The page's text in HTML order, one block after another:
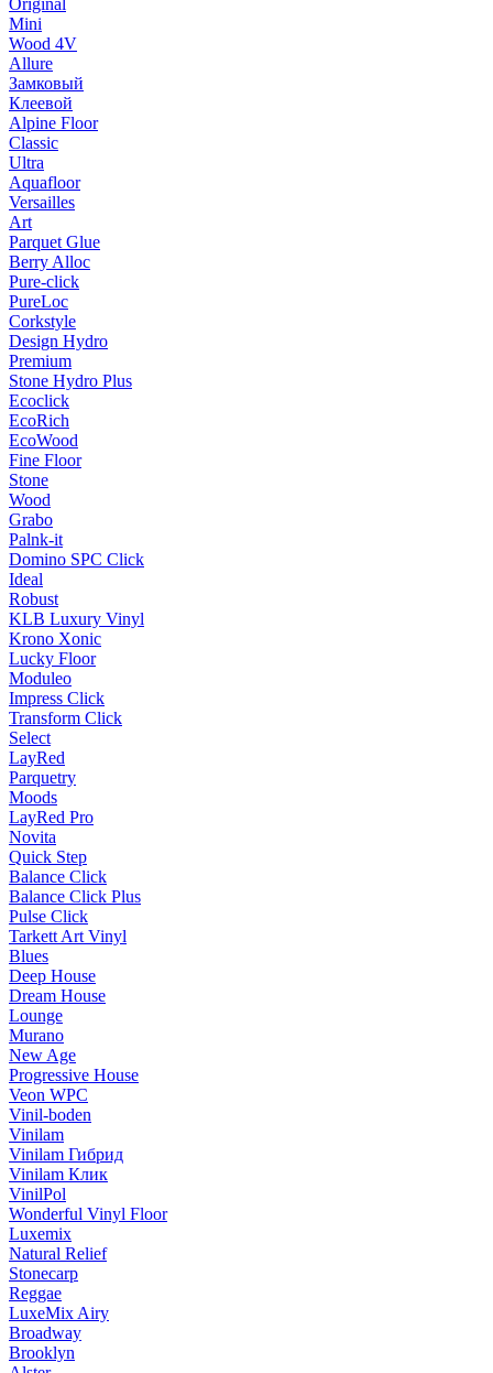
Original
Mini
Wood 4V
Allure
Замковый
Клеевой
Alpine Floor
Classic
Ultra
Aquafloor
Versailles
Art
Parquet Glue
Berry Alloc
Pure-click
PureLoc
Corkstyle
Design Hydro
Premium
Stone Hydro Plus
Ecoclick
EcoRich
EcoWood
Fine Floor
Stone
Wood
Grabo
Palnk-it
Domino SPC Click
Ideal
Robust
KLB Luxury Vinyl
Krono Xonic
Lucky Floor
Moduleo
Impress Click
Transform Click
Select
LayRed
Parquetry
Moods
LayRed Pro
Novita
Quick Step
Balance Click
Balance Click Plus
Pulse Click
Tarkett Art Vinyl
Blues
Deep House
Dream House
Lounge
Murano
New Age
Progressive House
Veon WPC
Vinil-boden
Vinilam
Vinilam Гибрид
Vinilam Клик
VinilPol
Wonderful Vinyl Floor
Luxemix
Natural Relief
Stonecarp
Reggae
LuxeMix Airy
Broadway
Brooklyn